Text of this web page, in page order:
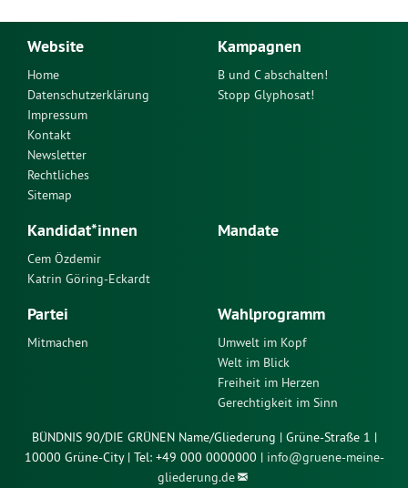
Website
Home
Datenschutzerklärung
Impressum
Kontakt
Newsletter
Rechtliches
Sitemap
Kampagnen
B und C abschalten!
Stopp Glyphosat!
Kandidat*innen
Cem Özdemir
Katrin Göring-Eckardt
Mandate
Partei
Mitmachen
Wahlprogramm
Umwelt im Kopf
Welt im Blick
Freiheit im Herzen
Gerechtigkeit im Sinn
BÜNDNIS 90/DIE GRÜNEN Name/Gliederung | Grüne-Straße 1 |
10000 Grüne-City | Tel: +49 000 0000000 | info@gruene-meine-
gliederung.de